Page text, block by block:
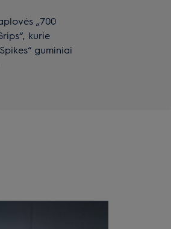
„700
kurie
guminiai